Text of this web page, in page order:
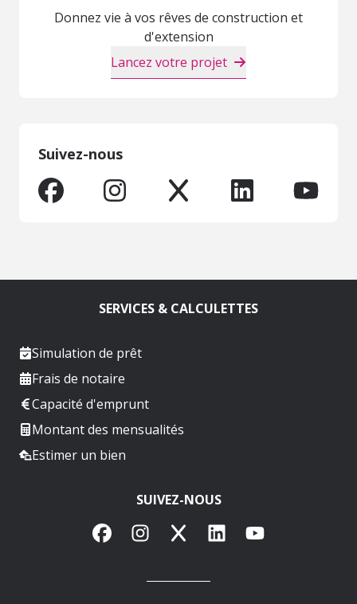
Donnez vie à vos rêves de construction et
d'extension
Lancez votre projet
Suivez-nous
SERVICES & CALCULETTES
Simulation de prêt
Frais de notaire
Capacité d'emprunt
Montant des mensualités
Estimer un bien
SUIVEZ-NOUS
FacebookInstagram
X LinkedInYouTube